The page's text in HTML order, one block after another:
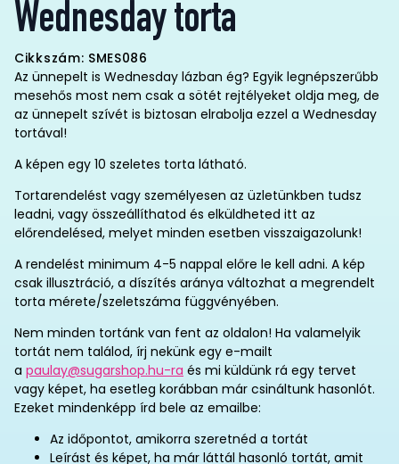
Wednesday torta
Cikkszám: SMES086
Az ünnepelt is Wednesday lázban ég? Egyik legnépszerűbb
mesehős most nem csak a sötét rejtélyeket oldja meg, de
az ünnepelt szívét is biztosan elrabolja ezzel a Wednesday
tortával!
A képen egy 10 szeletes torta látható.
Tortarendelést vagy személyesen az üzletünkben tudsz
leadni, vagy összeállíthatod és elküldheted itt az
előrendelésed, melyet minden esetben visszaigazolunk!
A rendelést minimum 4-5 nappal előre le kell adni. A kép
csak illusztráció, a díszítés aránya változhat a megrendelt
torta mérete/szeletszáma függvényében.
Nem minden tortánk van fent az oldalon! Ha valamelyik
tortát nem találod, írj nekünk egy e-mailt
a paulay@sugarshop.hu-ra és mi küldünk rá egy tervet
vagy képet, ha esetleg korábban már csináltunk hasonlót.
Ezeket mindenképp írd bele az emailbe:
Az időpontot, amikorra szeretnéd a tortát
Leírást és képet, ha már láttál hasonló tortát, amit